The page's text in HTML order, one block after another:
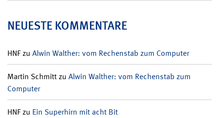
NEUESTE KOMMENTARE
HNFzu Alwin Walther: vom Rechenstab zum Computer
Martin Schmittzu Alwin Walther: vom Rechenstab zum
Computer
HNFzu Ein Superhirn mit acht Bit